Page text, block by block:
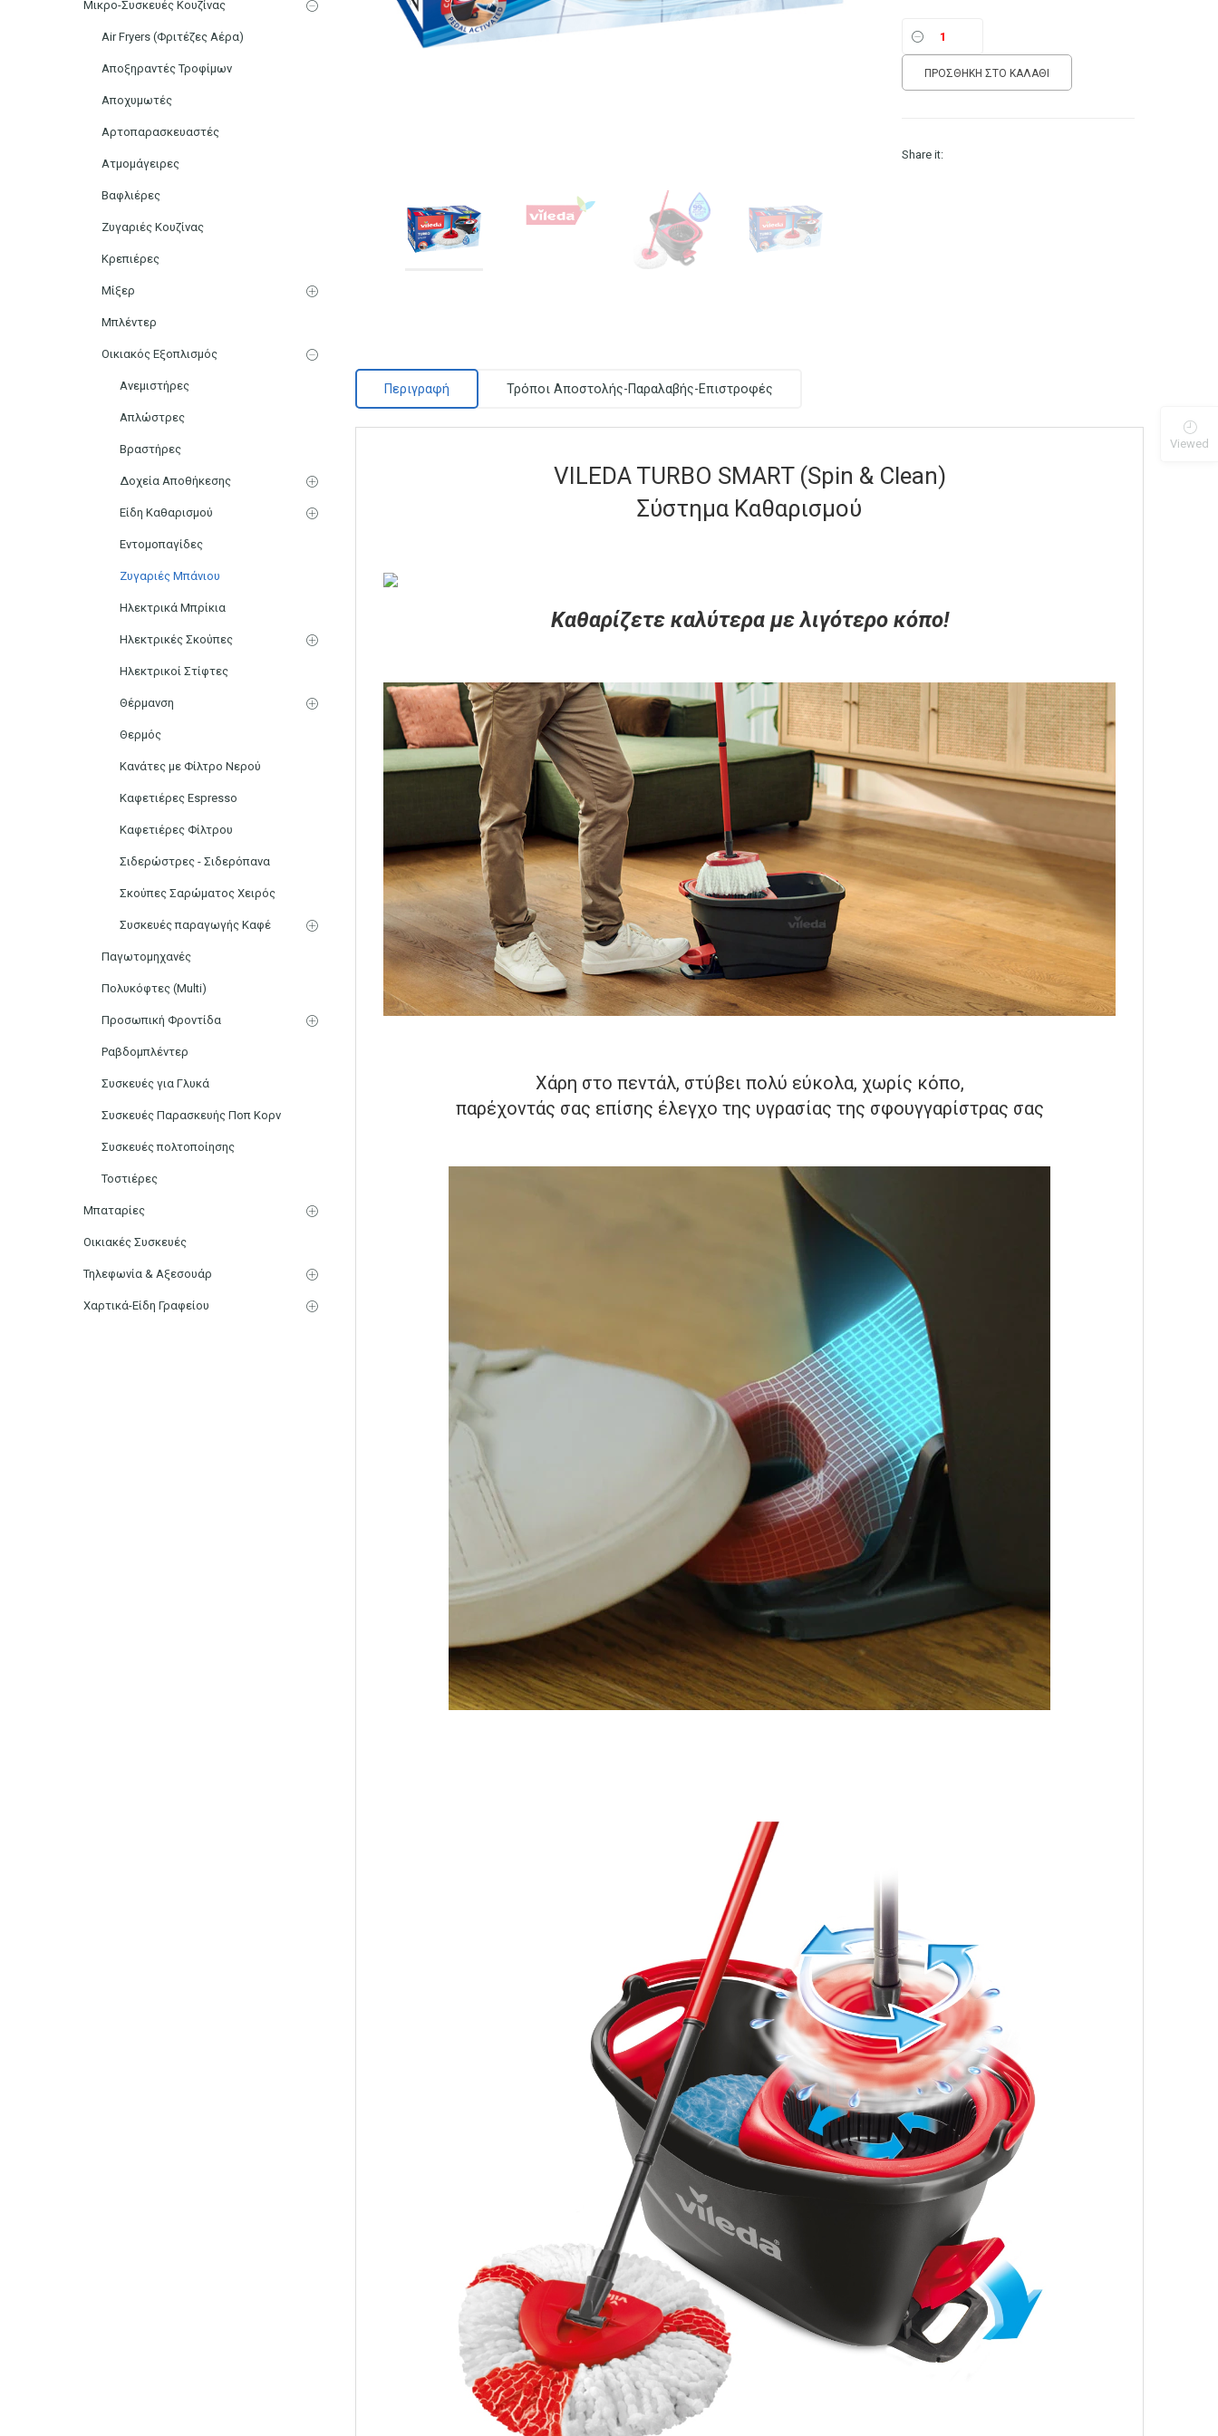
ΠΡΟΣΘΉΚΗ ΣΤΟ ΚΑΛΆΘΙ
Share it:
Περιγραφή Τρόποι Αποστολής-Παραλαβής-Επιστροφές
VILEDA TURBO SMART (Spin & Clean)
Σύστημα Καθαρισμού
Καθαρίζετε καλύτερα με λιγότερο κόπο!
Χάρη στο πεντάλ, στύβει πολύ εύκολα, χωρίς κόπο,
παρέχοντάς σας επίσης έλεγχο της υγρασίας της σφουγγαρίστρας σας
Μικρο-Συσκευές Κουζίνας
Air Fryers (Φριτέζες Αέρα)
Αποξηραντές Τροφίμων
Αποχυμωτές
Αρτοπαρασκευαστές
Ατμομάγειρες
Βαφλιέρες
Ζυγαριές Κουζίνας
Κρεπιέρες
Μίξερ
Μπλέντερ
Οικιακός Εξοπλισμός
Ανεμιστήρες
Απλώστρες
Βραστήρες
Δοχεία Αποθήκεσης
Είδη Καθαρισμού
Εντομοπαγίδες
Ζυγαριές Μπάνιου
Ηλεκτρικά Μπρίκια
Ηλεκτρικές Σκούπες
Ηλεκτρικοί Στίφτες
Θέρμανση
Θερμός
Κανάτες με Φίλτρο Νερού
Καφετιέρες Espresso
Καφετιέρες Φίλτρου
Σιδερώστρες - Σιδερόπανα
Σκούπες Σαρώματος Χειρός
Συσκευές παραγωγής Καφέ
Παγωτομηχανές
Πολυκόφτες (Multi)
Προσωπική Φροντίδα
Ραβδομπλέντερ
Συσκευές για Γλυκά
Συσκευές Παρασκευής Ποπ Κορν
Συσκευές πολτοποίησης
Τοστιέρες
Μπαταρίες
Οικιακές Συσκευές
Τηλεφωνία & Αξεσουάρ
Χαρτικά-Είδη Γραφείου
Viewed